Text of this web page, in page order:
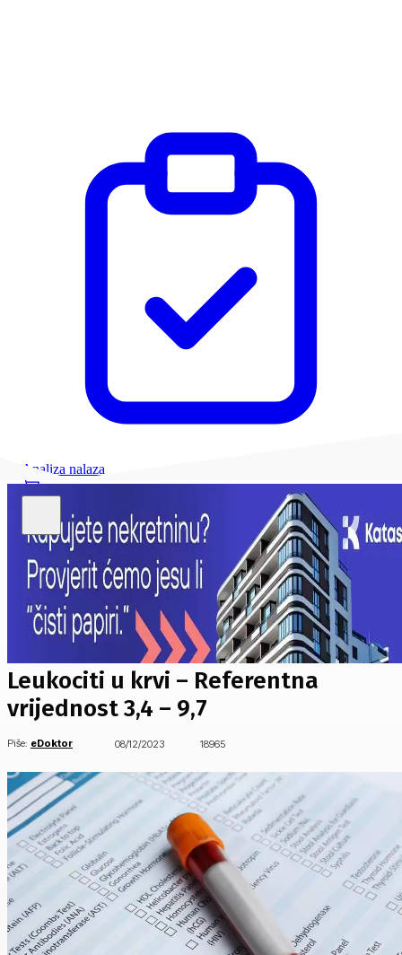
Analiza nalaza
Leukociti u krvi – Referentna
vrijednost 3,4 – 9,7
Piše: eDoktor 08/12/2023 18965